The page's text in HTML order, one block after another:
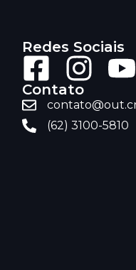
Redes Sociais
Contato
(62) 3100-5810